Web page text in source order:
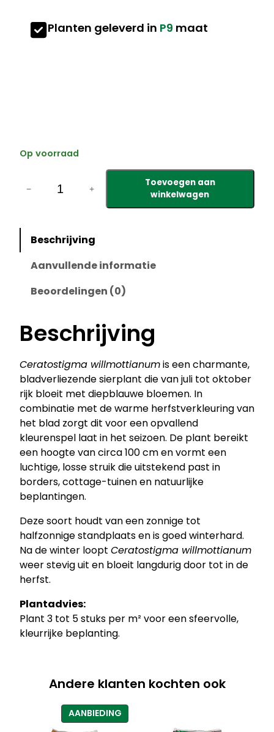
Planten geleverd in P9 maat
Op voorraad
o
m
a
i
l
l
m
o
t
t
i
a
n
m
–
L
o
o
d
k
r
− +
Toevoegen aan
winkelwagen
Beschrijving
Aanvullende informatie
Beoordelingen (0)
Beschrijving
Ceratostigma willmottianumis een charmante,
bladverliezende sierplant die van juli tot oktober
rijk bloeit met diepblauwe bloemen. In
combinatie met de warme herfstverkleuring van
het blad zorgt dit voor een opvallend
kleurenspel laat in het seizoen. De plant bereikt
een hoogte van circa 100 cm en vormt een
luchtige, losse struik die uitstekend past in
borders, cottage-tuinen en natuurlijke
beplantingen.
Deze soort houdt van een zonnige tot
halfzonnige standplaats en is goed winterhard.
Na de winter loopt Ceratostigma willmottianum
weer stevig uit en bloeit langdurig door tot in de
herfst.
Plantadvies:
Plant 3 tot 5 stuks per m² voor een sfeervolle,
kleurrijke beplanting.
Andere klanten kochten ook
AANBIEDINGPRODUCT
IN